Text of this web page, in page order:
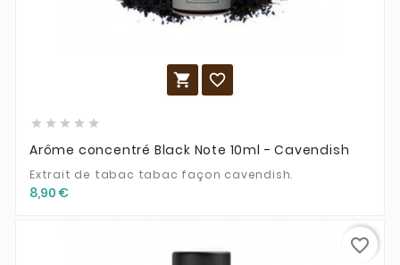
 
    
Arôme concentré Black Note 10ml - Cavendish
Extrait de tabac tabac façon cavendish.
8,90 €
favorite_border